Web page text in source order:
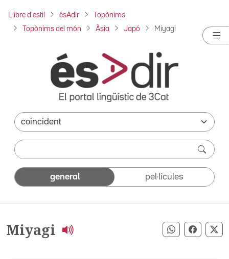
Llibre d'estil ésAdir Topònims
Topònims del món Àsia Japó Miyagi
general pel·lícules
Miyagi Compartir